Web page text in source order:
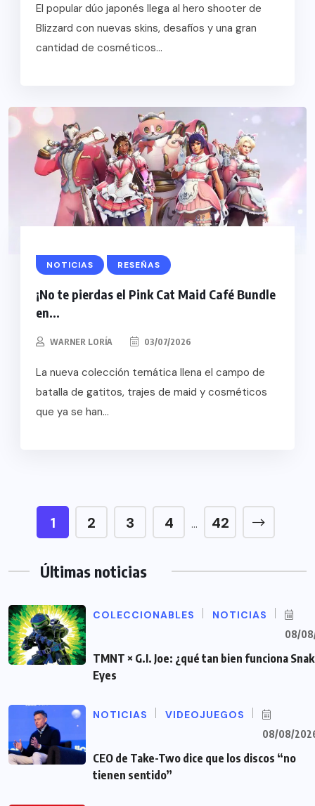
El popular dúo japonés llega al hero shooter de
Blizzard con nuevas skins, desafíos y una gran
cantidad de cosméticos...
NOTICIAS RESEÑAS
¡No te pierdas el Pink Cat Maid Café Bundle
en...
WARNER LORÍA 03/07/2026
La nueva colección temática llena el campo de
batalla de gatitos, trajes de maid y cosméticos
que ya se han...
1 2 3 4 … 42
Últimas noticias
COLECCIONABLES NOTICIAS
08/
TMNT × G.I. Joe: ¿qué tan bien funciona
Eyes
NOTICIAS VIDEOJUEGOS
08/08/
CEO de Take-Two dice que los discos “no
tienen sentido”